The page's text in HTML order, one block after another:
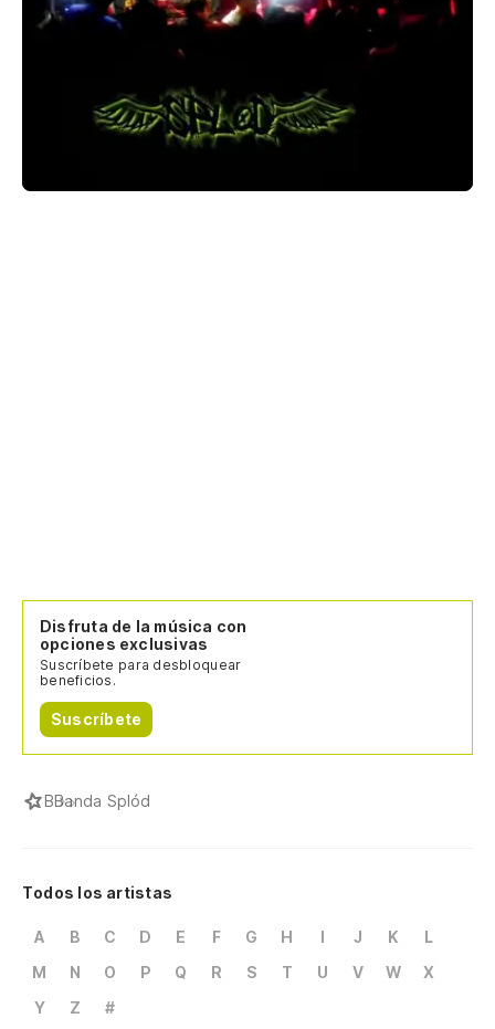
Disfruta de la música con
opciones exclusivas
Suscríbete para desbloquear
beneficios.
Suscríbete
BBanda Splód
Todos los artistas
A B C D E F G H I J K
L
M
N O P Q R S T U V W
X
Y
Z #